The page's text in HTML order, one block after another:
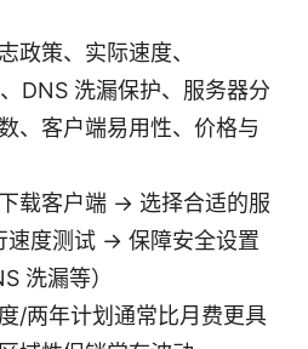
政策、实际速度、
DNS 洗漏保护、服务器分
、客户端易用性、价格与
载客户端 → 选择合适的服
度测试 → 保障安全设置
洗漏等）
/两年计划通常比月费更具